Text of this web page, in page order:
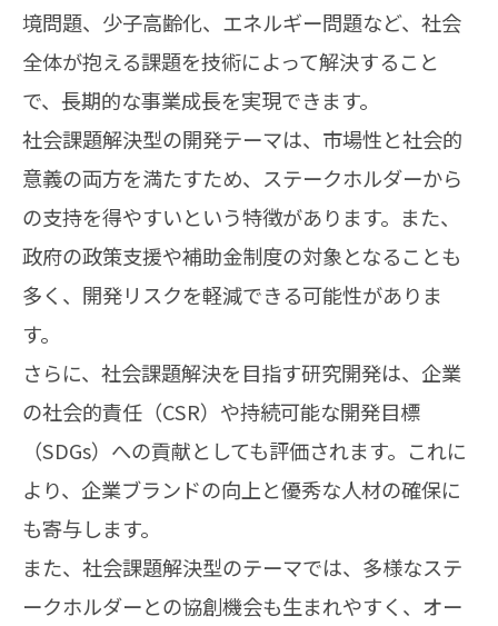
境問題、少子高齢化、エネルギー問題など、社会
全体が抱える課題を技術によって解決すること
で、長期的な事業成長を実現できます。
社会課題解決型の開発テーマは、市場性と社会的
意義の両方を満たすため、ステークホルダーから
の支持を得やすいという特徴があります。また、
政府の政策支援や補助金制度の対象となることも
多く、開発リスクを軽減できる可能性がありま
す。
さらに、社会課題解決を目指す研究開発は、企業
の社会的責任（CSR）や持続可能な開発目標
（SDGs）への貢献としても評価されます。これに
より、企業ブランドの向上と優秀な人材の確保に
も寄与します。
また、社会課題解決型のテーマでは、多様なステ
ークホルダーとの協創機会も生まれやすく、オー